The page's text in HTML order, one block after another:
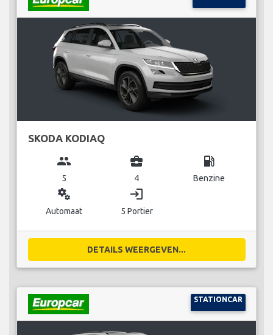
SKODA KODIAQ
group
5
business_center
4
local_gas_station
Benzine
miscellaneous_services
Automaat
login
5 Portier
DETAILS WEERGEVEN...
STATIONCAR